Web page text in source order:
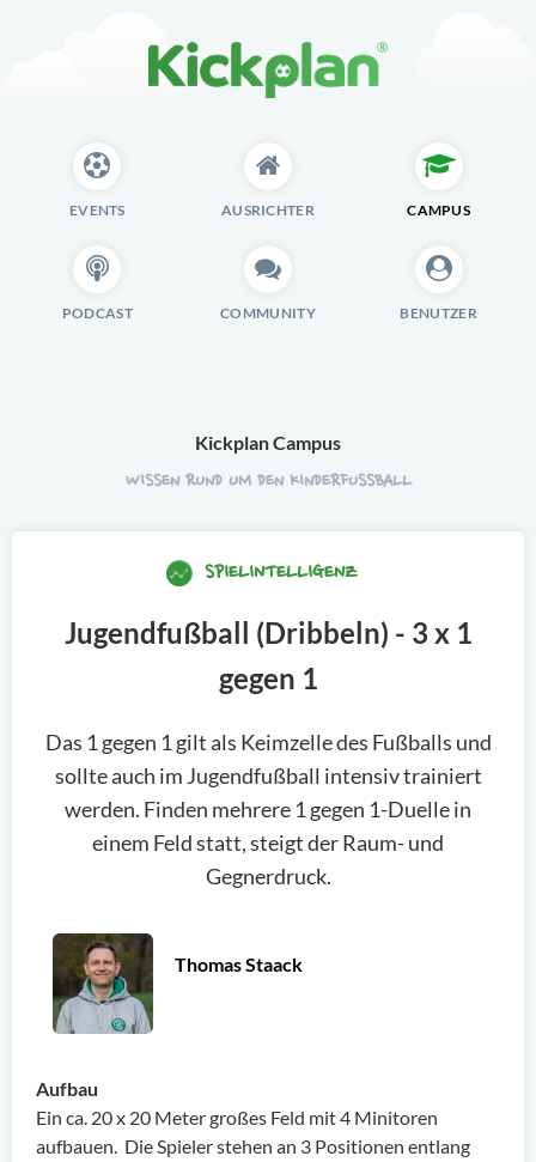
EVENTS AUSRICHTER CAMPUS
PODCAST COMMUNITY BENUTZER
Kickplan Campus
WISSEN RUND UM DEN KINDERFUSSBALL
SPIELINTELLIGENZ
Jugendfußball (Dribbeln) - 3 x 1
gegen 1
Das 1 gegen 1 gilt als Keimzelle des Fußballs und
sollte auch im Jugendfußball intensiv trainiert
werden. Finden mehrere 1 gegen 1-Duelle in
einem Feld statt, steigt der Raum- und
Gegnerdruck.
Thomas Staack
Aufbau
Ein ca. 20 x 20 Meter großes Feld mit 4 Minitoren
aufbauen. Die Spieler stehen an 3 Positionen entlang